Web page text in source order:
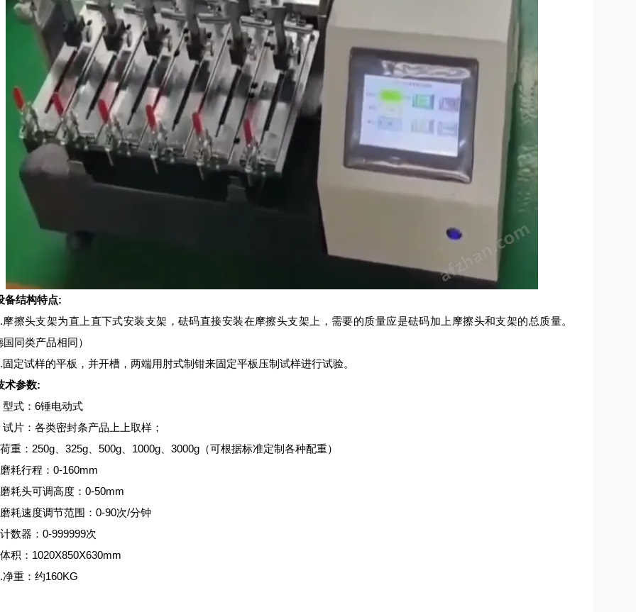
备结构特点:
摩擦头支架为直上直下式安装支架，砝码直接安装在摩擦头支架上，需要的质量应是砝码加上摩擦头和支架的总质量。
同类产品相同）
固定试样的平板，并开槽，两端用肘式制钳来固定平板压制试样进行试验。
术参数:
型式：6锤电动式
试片：各类密封条产品上上取样；
重：250g、325g、500g、1000g、3000g（可根据标准定制各种配重）
耗行程：0-160mm
耗头可调高度：0-50mm
耗速度调节范围：0-90次/分钟
数器：0-999999次
积：1020X850X630mm
净重：约160KG